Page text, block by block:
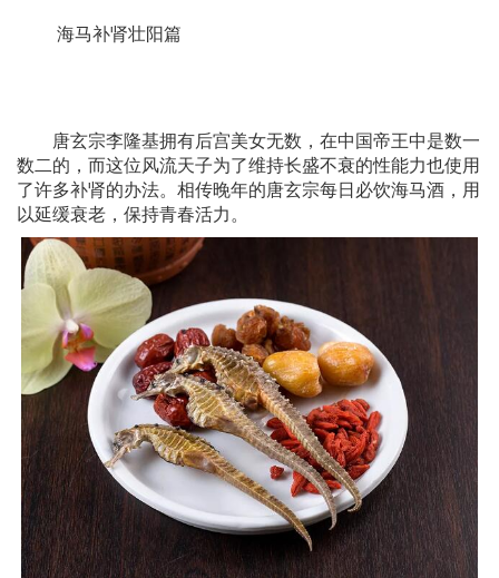
海马补肾壮阳篇
唐玄宗李隆基拥有后宫美女无数，在中国帝王中是数一
数二的，而这位风流天子为了维持长盛不衰的性能力也使用
了许多补肾的办法。相传晚年的唐玄宗每日必饮海马酒，用
以延缓衰老，保持青春活力。